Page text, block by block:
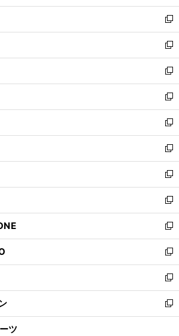
開
く
ウ
で
開
く
ン
ド
ウ
で
開
く
新
し
い
ウ
ィ
ン
ド
ウ
で
開
く
新
し
い
ウ
ィ
ン
ド
ウ
で
開
く
新
し
い
ウ
ィ
ン
ド
ウ
で
開
く
新
し
い
ウ
ィ
ン
ド
ウ
で
開
く
新
し
い
ウ
ィ
ン
ド
ウ
で
開
く
新
し
い
ウ
ィ
ン
ド
ウ
で
開
く
新
し
い
ウ
ィ
ン
ド
ウ
で
開
く
新
し
い
ウ
ィ
ン
ド
ウ
で
開
新
し
い
ウ
ィ
ン
ド
ウ
新
し
い
ウ
ィ
ン
新
し
い
ウ
新
し
ツ